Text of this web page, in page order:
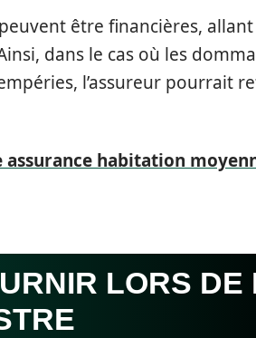
être financières, allant
dans le cas où les
l’assureur pourrait
habitation
LORS DE